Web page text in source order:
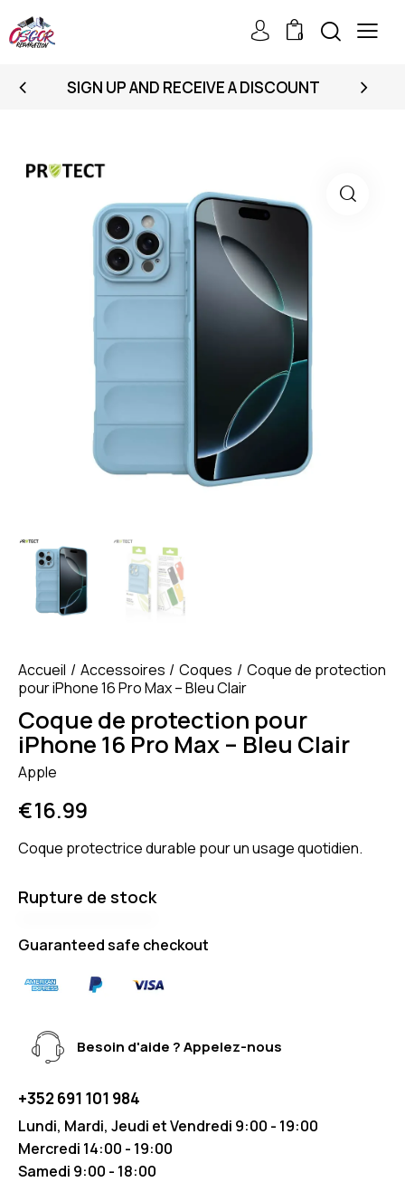
0
SIGN UP AND RECEIVE A DISCOUNT
Accueil Accessoires Coques
Coque de protection
pour iPhone 16 Pro Max – Bleu Clair
Coque de protection pour
iPhone 16 Pro Max – Bleu Clair
Apple
€16.99
Coque protectrice durable pour un usage quotidien.
Rupture de stock
Guaranteed safe checkout
Besoin d'aide ? Appelez-nous
+352 691 101 984
Lundi, Mardi, Jeudi et Vendredi 9:00 - 19:00
Mercredi 14:00 - 19:00
Samedi 9:00 - 18:00